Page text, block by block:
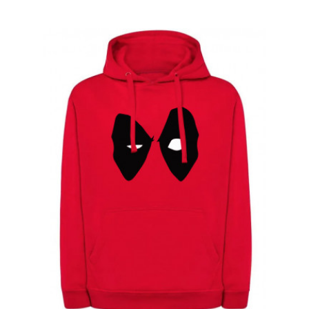
DEADPOOL | Mikina s kapucí
DEADPOOL, černá, "Splash"
Mikina s kapucí DEADPOOL, černá,
"Splash"Mikina s kapucí a kapsou s motivem
svérázného antihrdiny DE..
1 190,00Kč 968,00Kč
Do košíku
DEADPOOL | Podložka pod myš
Skvělá XXL podložka pod myš "DEADPOOL"
XXL, oficiální licenceVelká originální podložka
687,00Kč